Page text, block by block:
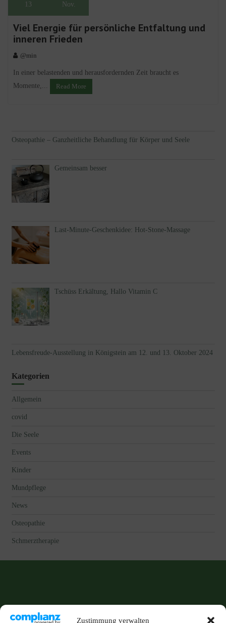
Zustimmung verwalten
13 Nov.
Viel Energie für persönliche Entfaltung und
inneren Frieden
@min
In einer belastenden und herausfordernden Zeit braucht es
Momente,...
Read More
Osteopathie – Ganzheitliche Behandlung für Körper und Seele
Gemeinsam besser
Last-Minute-Geschenkidee: Hot-Stone-Massage
Tschüss Erkältung, Hallo Vitamin C
Lebensfreude-Ausstellung in Königstein am 12. und 13. Oktober 2024
Kategorien
Allgemein
covid
Die Seele
Events
Kinder
Mundpflege
News
Osteopathie
Schmerztherapie